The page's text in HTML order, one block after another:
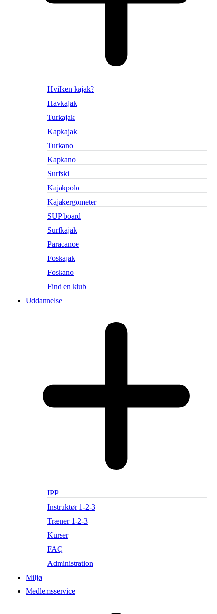
Hvilken kajak?
Havkajak
Turkajak
Kapkajak
Turkano
Kapkano
Surfski
Kajakpolo
Kajakergometer
SUP board
Surfkajak
Paracanoe
Foskajak
Foskano
Find en klub
Uddannelse
IPP
Instruktør 1-2-3
Træner 1-2-3
Kurser
FAQ
Administration
Miljø
Medlemsservice